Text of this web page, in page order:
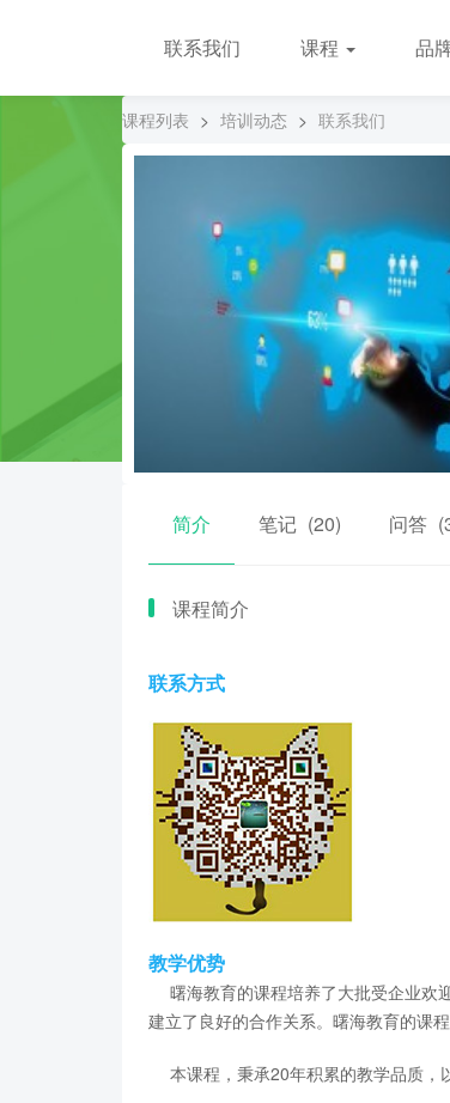
联系我们 课程 品
课程列表 > 培训动态 > 联系我们
简介 笔记 (20) 问答
课程简介
联系方式
教学优势
曙海教育的课程培养了大批受企业欢
建立了良好的合作关系。曙海教育的课
本课程，秉承20年积累的教学品质，